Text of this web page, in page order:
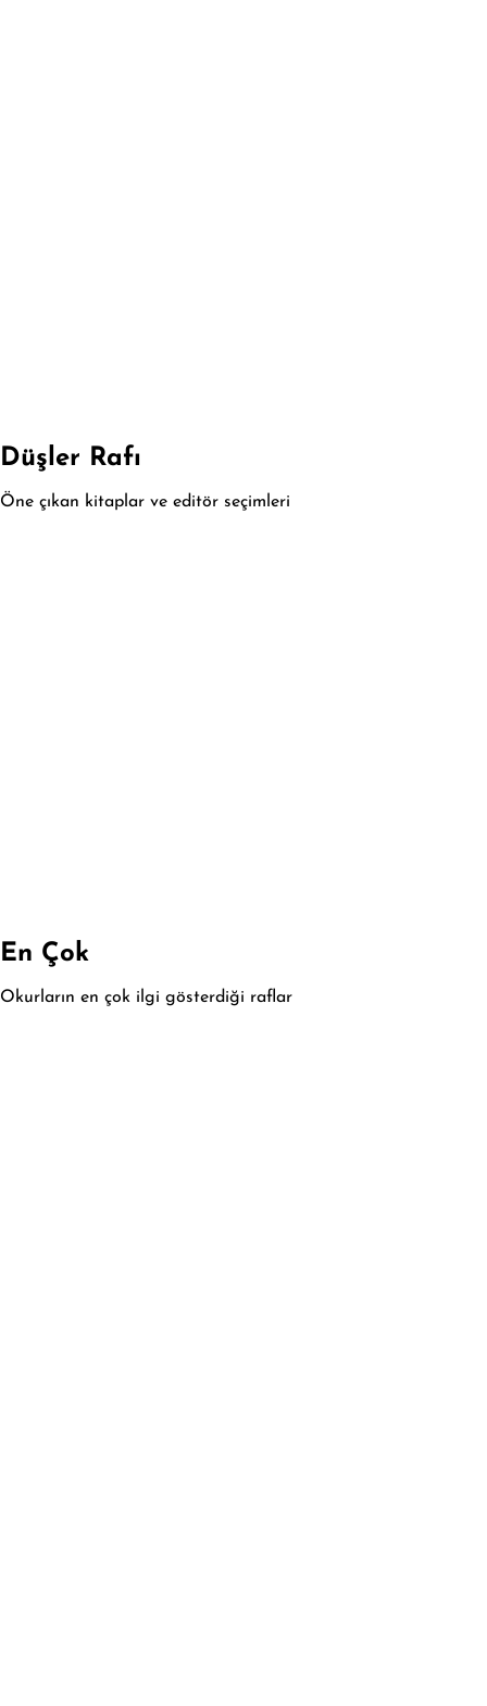
Düşler Rafı
Öne çıkan kitaplar ve editör seçimleri
En Çok
Okurların en çok ilgi gösterdiği raflar